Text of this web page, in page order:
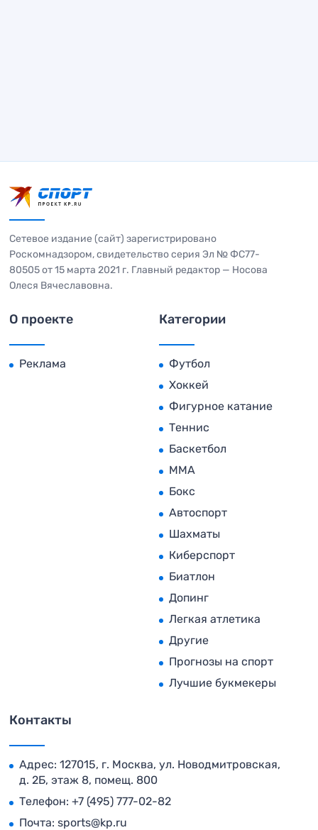
Сетевое издание (сайт) зарегистрировано
Роскомнадзором, свидетельство серия Эл № ФС77-
80505 от 15 марта 2021 г. Главный редактор — Носова
Олеся Вячеславовна.
О проекте
Реклама
Категории
Футбол
Хоккей
Фигурное катание
Теннис
Баскетбол
MMA
Бокс
Автоспорт
Шахматы
Киберспорт
Биатлон
Допинг
Легкая атлетика
Другие
Прогнозы на спорт
Лучшие букмекеры
Контакты
Адрес: 127015, г. Москва, ул. Новодмитровская,
д. 2Б, этаж 8, помещ. 800
Телефон: +7 (495) 777-02-82
Почта: sports@kp.ru